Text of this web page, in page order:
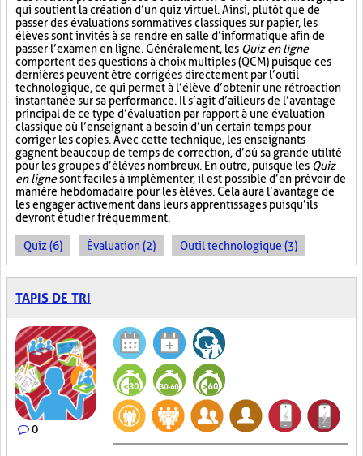
qui soutient la création d’un quiz virtuel. Ainsi, plutôt que de
passer des évaluations sommatives classiques sur papier, les
élèves sont invités à se rendre en salle d’informatique afin de
passer l’examen en ligne. Généralement, les Quiz en ligne
comportent des questions à choix multiples (QCM) puisque ces
dernières peuvent être corrigées directement par l’outil
technologique, ce qui permet à l’élève d’obtenir une rétroaction
instantanée sur sa performance. Il s’agit d’ailleurs de l’avantage
principal de ce type d’évaluation par rapport à une évaluation
classique où l’enseignant a besoin d’un certain temps pour
corriger les copies. Avec cette technique, les enseignants
gagnent beaucoup de temps de correction, d’où sa grande utilité
pour les groupes d’élèves nombreux. En outre, puisque les Quiz
en lignesont faciles à implémenter, il est possible d’en prévoir de
manière hebdomadaire pour les élèves. Cela aura l’avantage de
les engager activement dans leurs apprentissages puisqu’ils
devront étudier fréquemment.
Quiz (6) Évaluation (2) Outil technologique (3)
TAPIS DE TRI
0